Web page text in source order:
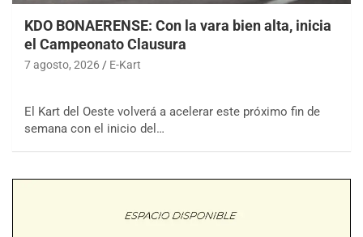
KDO BONAERENSE: Con la vara bien alta, inicia
el Campeonato Clausura
7 agosto, 2026 E-Kart
El Kart del Oeste volverá a acelerar este próximo fin de
semana con el inicio del…
15/16/17-AGO
Ciudad de Zárate (Asfalto)